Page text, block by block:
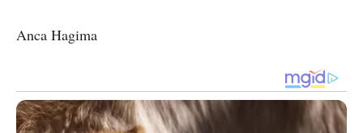
Anca Hagima